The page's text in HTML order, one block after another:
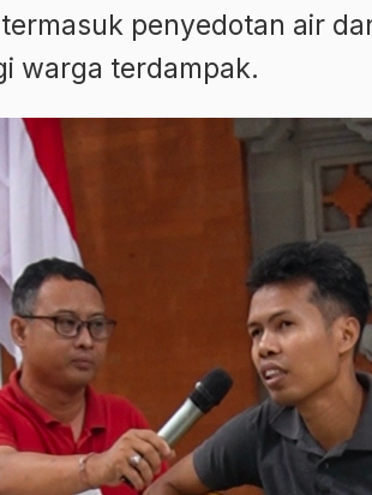
penyedotan air
warga terdampak.